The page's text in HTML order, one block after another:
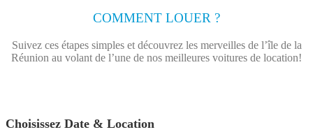
COMMENT LOUER ?
Suivez ces étapes simples et découvrez les merveilles de l’île de la
Réunion au volant de l’une de nos meilleures voitures de location!
Choisissez Date & Location